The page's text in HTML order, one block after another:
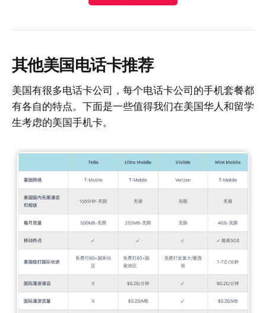
其他美国电话卡推荐
美国有很多电话卡公司，每个电话卡公司的手机套餐都
有各自的特点。下面是一些值得我们在美国华人和留学
生考虑的美国手机卡。